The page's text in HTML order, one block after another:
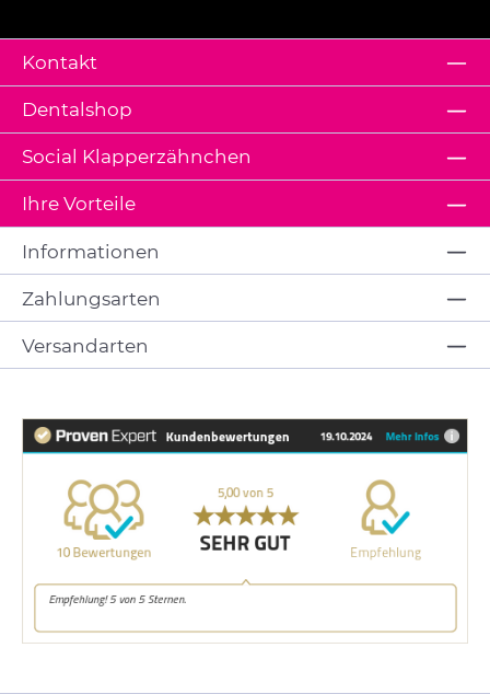
Kontakt
Dentalshop
Ihre Vorteile
Social Klapperzähnchen
Informationen
Zahlungsarten
Versandarten